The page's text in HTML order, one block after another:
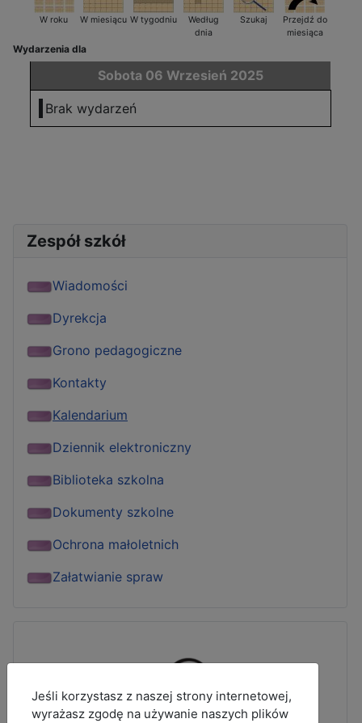
W roku W miesiącu W tygodniu
Według
dnia
Szukaj
Przejdź do
miesiąca
Wydarzenia dla
Sobota 06 Wrzesień 2025
Brak wydarzeń
Zespół szkół
Wiadomości
Dyrekcja
Grono pedagogiczne
Kontakty
Kalendarium
Dziennik elektroniczny
Biblioteka szkolna
Dokumenty szkolne
Ochrona małoletnich
Załatwianie spraw
MOD_JBCOOKIES_LANG_HEADER_DEFAULT
Jeśli korzystasz z naszej strony internetowej,
wyrażasz zgodę na używanie naszych plików